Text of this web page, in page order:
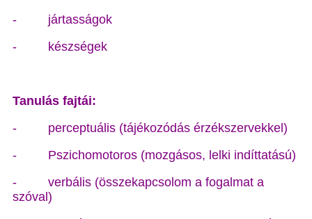
- jártasságok
- készségek
Tanulás fajtái:
- perceptuális (tájékozódás érzékszervekkel)
- Pszichomotoros (mozgásos, lelki indíttatású)
- verbális (összekapcsolom a fogalmat a
szóval)